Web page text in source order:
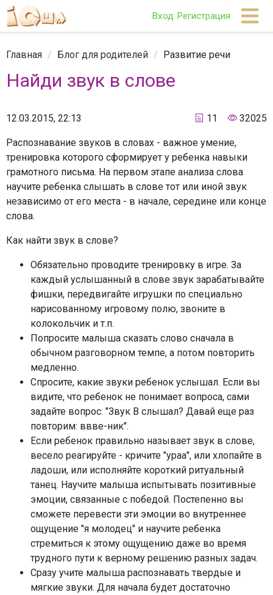
Вход Регистрация
Главная / Блог для родителей / Развитие речи
Найди звук в слове
12.03.2015, 22:13 11 32025
Распознавание звуков в словах - важное умение,
тренировка которого сформирует у ребенка навыки
грамотного письма. На первом этапе анализа слова
научите ребенка слышать в слове тот или иной звук
независимо от его места - в начале, середине или конце
слова.
Как найти звук в слове?
Обязательно проводите тренировку в игре. За
каждый услышанный в слове звук зарабатывайте
фишки, передвигайте игрушки по специально
нарисованному игровому полю, звоните в
колокольчик и т.п.
Попросите малыша сказать слово сначала в
обычном разговорном темпе, а потом повторить
медленно.
Спросите, какие звуки ребенок услышал. Если вы
видите, что ребенок не понимает вопроса, сами
задайте вопрос: "Звук В слышал? Давай еще раз
повторим: ввве-ник".
Если ребенок правильно называет звук в слове,
весело реагируйте - кричите "ураа", или хлопайте в
ладоши, или исполняйте короткий ритуальный
танец. Научите малыша испытывать позитивные
эмоции, связанные с победой. Постепенно вы
сможете перевести эти эмоции во внутреннее
ощущение "я молодец" и научите ребенка
стремиться к этому ощущению даже во время
трудного пути к верному решению разных задач.
Сразу учите малыша распознавать твердые и
мягкие звуки. Для начала будет достаточно